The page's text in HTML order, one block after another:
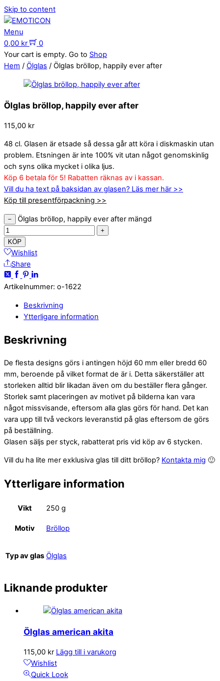
Skip to content
Menu
0,00 kr
0
Your cart is empty. Go to Shop
Hem / Ölglas / Ölglas bröllop, happily ever after
Ölglas bröllop, happily ever after
115,00 kr
48 cl. Glasen är etsade så dessa går att köra i diskmaskin utan
problem. Etsningen är inte 100% vit utan något genomskinlig
och syns olika mycket i olika ljus.
Köp 6 betala för 5! Rabatten räknas av i kassan.
Vill du ha text på baksidan av glasen? Läs mer här >>
Köp till presentförpackning >>
− Ölglas bröllop, happily ever after mängd
+
KÖP
Wishlist
Share
Artikelnummer: o-1622
Beskrivning
Ytterligare information
Beskrivning
De flesta designs görs i antingen höjd 60 mm eller bredd 60
mm, beroende på vilket format de är i. Detta säkerställer att
storleken alltid blir likadan även om du beställer flera gånger.
Storlek samt placeringen av motivet på bilderna kan vara
något missvisande, eftersom alla glas görs för hand. Det kan
vara upp till två veckors leveranstid på glas eftersom de görs
på beställning.
Glasen säljs per styck, rabatterat pris vid köp av 6 stycken.
Vill du ha lite mer exklusiva glas till ditt bröllop? Kontakta mig 🙂
Ytterligare information
Vikt 250 g
Motiv Bröllop
Typ av glas Ölglas
Liknande produkter
Ölglas american akita
115,00 kr Lägg till i varukorg
Wishlist
Quick Look